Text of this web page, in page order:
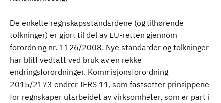
De enkelte regnskapsstandardene (og tilhørende
tolkninger) er gjort til del av EU-retten gjennom
forordning nr. 1126/2008. Nye standarder og tolkninger
har blitt vedtatt ved bruk av en rekke
endringsforordninger. Kommisjonsforordning
2015/2173 endrer IFRS 11, som fastsetter prinsippene
for regnskaper utarbeidet av virksomheter, som er part i